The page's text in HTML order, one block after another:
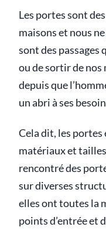
Les portes sont
maisons et nous
sont des passages
ou de sortir de nos
depuis que
un abri à ses
Cela dit, les
matériaux et
rencontré des
sur diverses
elles ont toutes la
points d’entrée et